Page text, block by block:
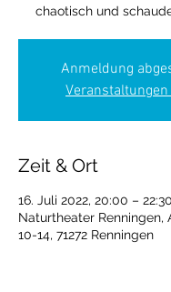
chaotisch und
Anmeldung
Zeit & Ort
16. Juli 2022, 20:00 – 22:30
Naturtheater Renningen,
10-14, 71272 Renningen